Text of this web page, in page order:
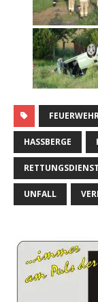
HASSBERGE
RETTUNGSDIENST
UNFALL